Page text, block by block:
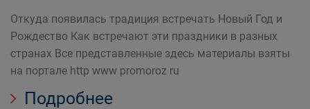
Откуда появилась традиция встречать Новый Год и
Рождество Как встречают эти праздники в разных
странах Все представленные здесь материалы взяты
на портале http www promoroz ru
Подробнее